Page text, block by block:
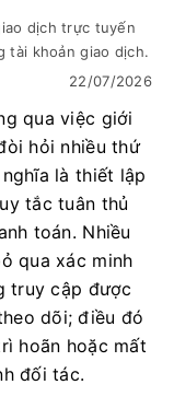
dịch trực tuyến
tài khoản giao dịch.
22/07/2026
qua việc giới
hỏi nhiều thứ
là thiết lập
tắc tuân thủ
toán. Nhiều
qua xác minh
truy cập được
dõi; điều đó
hoãn hoặc mất
đối tác.